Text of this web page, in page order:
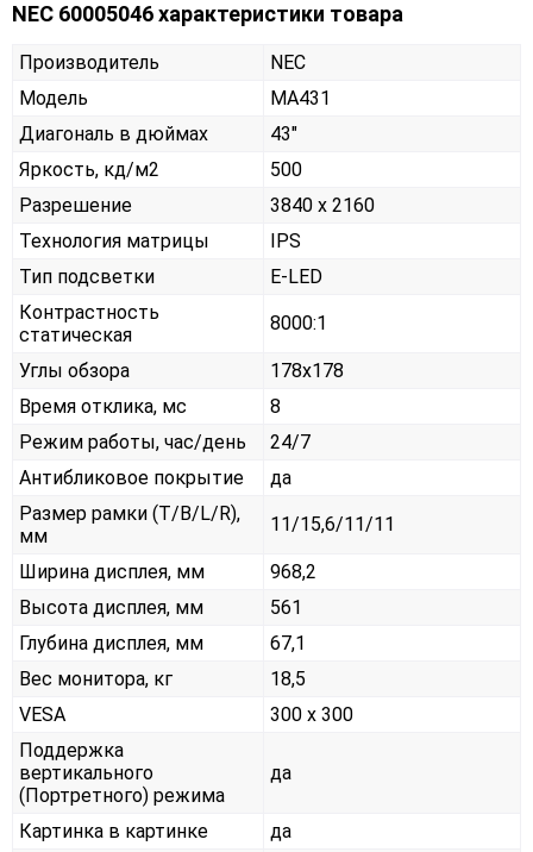
NEC 60005046 характеристики товара
Производитель
NEC
Модель
MA431
Диагональ в дюймах
43"
Яркость, кд/м2
500
Разрешение
3840 x 2160
Технология матрицы
IPS
Тип подсветки
E-LED
Контрастность
статическая
8000:1
Углы обзора
178x178
Время отклика, мс
8
Режим работы, час/день
24/7
Антибликовое покрытие
да
Размер рамки (T/B/L/R),
мм
11/15,6/11/11
Ширина дисплея, мм
968,2
Высота дисплея, мм
561
Глубина дисплея, мм
67,1
Вес монитора, кг
18,5
VESA
300 x 300
Поддержка
вертикального
(Портретного) режима
да
Картинка в картинке
да